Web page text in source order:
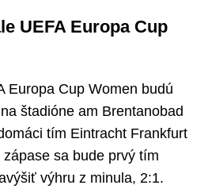
UEFA Europa Cup
Europa Cup Women budú
štadióne am Brentanobad
tím Eintracht Frankfurt
sa bude prvý tím
výhru z minula, 2:1.